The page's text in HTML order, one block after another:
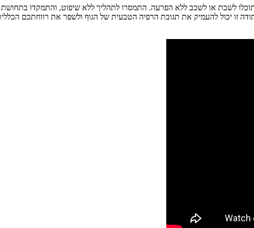
לשבת או לשכב ללא הפרעה. התמסרו לתהליך ללא שיפוט, והתמקדו בתחושת
זו יכול להעמיק את תגובת הרפיה הטבעית של הגוף ולשפר את רווחתכם